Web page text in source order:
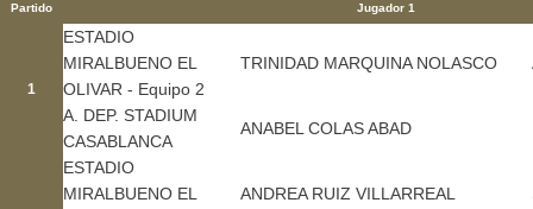
Partido Jugador 1
1
ESTADIO
MIRALBUENO EL
OLIVAR - Equipo 2
TRINIDAD MARQUINA NOLASCO
A. DEP. STADIUM
CASABLANCA
ANABEL COLAS ABAD
ESTADIO
MIRALBUENO EL
ANDREA RUIZ VILLARREAL